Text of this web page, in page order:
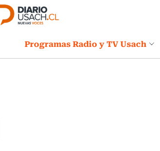
Programas Radio y TV Usach